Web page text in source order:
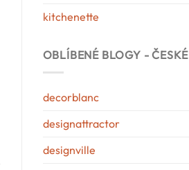
kitchenette
OBLÍBENÉ BLOGY - ČESKÉ
decorblanc
designattractor
designville